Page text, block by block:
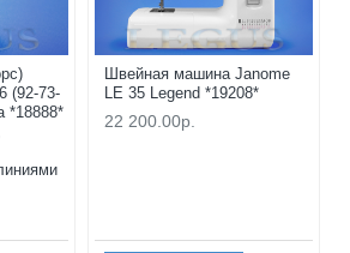
(92-73-
*18888*
Швейная машина Janome
LE 35 Legend *19208*
22 200.00р.